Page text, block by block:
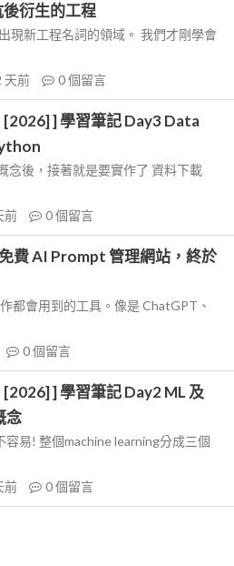
衍生的工程
現新工程名詞的領域。 我們才剛學會
天前 0個留言
] 學習筆記 Day3 Data
念後，接著就是要實作了 資料下載
前 0個留言
費 AI Prompt 管理網站，終於
都會用到的工具。像是 ChatGPT、
0個留言
] 學習筆記 Day2 ML 及
念
易! 整個machine learning分成三個
前 0個留言